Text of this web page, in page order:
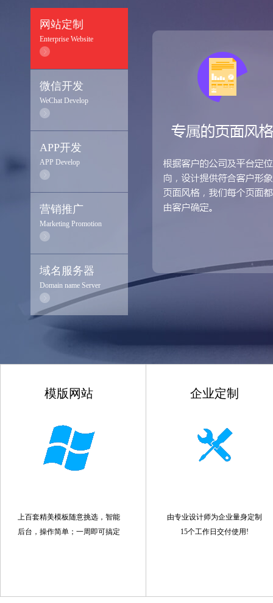
网站定制
Enterprise Website
微信开发
WeChat Develop
APP开发
APP Develop
营销推广
Marketing Promotion
域名服务器
Domain name Server
模版网站
上百套精美模板随意挑选，智能
后台，操作简单；一周即可搞定
企业定制
由专业设计师为企业量身定制
15个工作日交付使用!